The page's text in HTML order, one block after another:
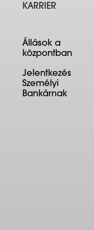
KARRIER
Állások a
központban
Jelentkezés
Személyi
Bankárnak